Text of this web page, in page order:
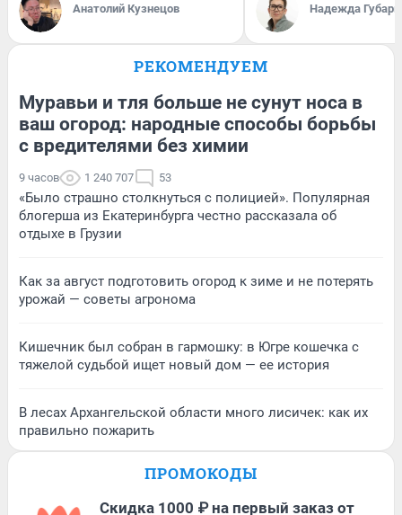
Анатолий Кузнецов Надежда Губарь
РЕКОМЕНДУЕМ
Муравьи и тля больше не сунут носа в
ваш огород: народные способы борьбы
с вредителями без химии
9 часов 1 240 707 53
«Было страшно столкнуться с полицией». Популярная
блогерша из Екатеринбурга честно рассказала об
отдыхе в Грузии
Как за август подготовить огород к зиме и не потерять
урожай — советы агронома
Кишечник был собран в гармошку: в Югре кошечка с
тяжелой судьбой ищет новый дом — ее история
В лесах Архангельской области много лисичек: как их
правильно пожарить
ПРОМОКОДЫ
Скидка 1000 ₽ на первый заказ от